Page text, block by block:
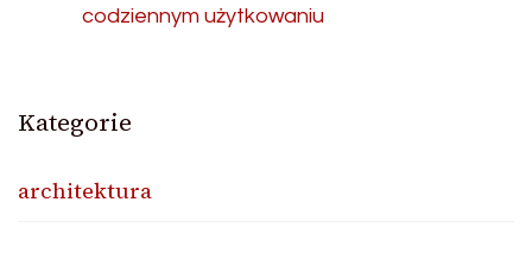
codziennym użytkowaniu
Kategorie
architektura